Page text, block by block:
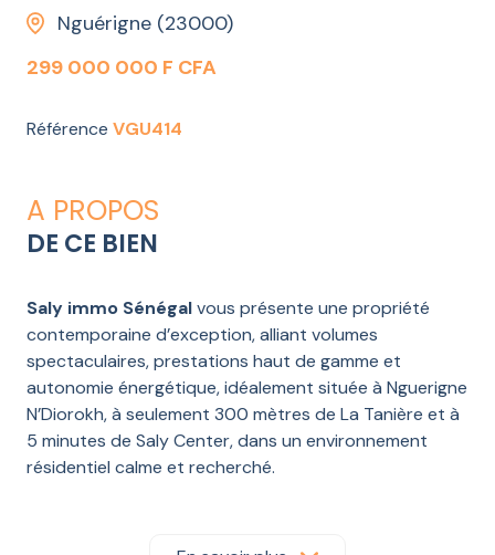
Nguérigne (23000)
299 000 000 F CFA
Référence VGU414
A PROPOS
DE CE BIEN
Saly immo Sénégalvous présente une propriété
contemporaine d’exception, alliant volumes
spectaculaires, prestations haut de gamme et
autonomie énergétique, idéalement située à Nguerigne
N’Diorokh, à seulement 300 mètres de La Tanière et à
5 minutes de Saly Center, dans un environnement
résidentiel calme et recherché.
architecture moderne aux lignes épurées, pensée